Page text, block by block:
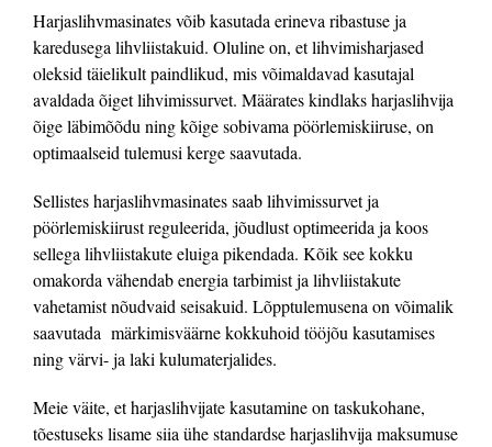
Harjaslihvmasinates võib kasutada erineva ribastuse ja
karedusega lihvliistakuid. Oluline on, et lihvimisharjased
oleksid täielikult paindlikud, mis võimaldavad kasutajal
avaldada õiget lihvimissurvet. Määrates kindlaks harjaslihvija
õige läbimõõdu ning kõige sobivama pöörlemiskiiruse, on
optimaalseid tulemusi kerge saavutada.
Sellistes harjaslihvmasinates saab lihvimissurvet ja
pöörlemiskiirust reguleerida, jõudlust optimeerida ja koos
sellega lihvliistakute eluiga pikendada. Kõik see kokku
omakorda vähendab energia tarbimist ja lihvliistakute
vahetamist nõudvaid seisakuid. Lõpptulemusena on võimalik
saavutada märkimisväärne kokkuhoid tööjõu kasutamises
ning värvi- ja laki kulumaterjalides.
Meie väite, et harjaslihvijate kasutamine on taskukohane,
tõestuseks lisame siia ühe standardse harjaslihvija maksumuse